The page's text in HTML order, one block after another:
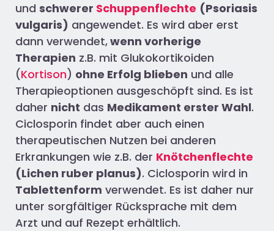
und schwerer Schuppenflechte (Psoriasis
vulgaris) angewendet. Es wird aber erst
dann verwendet,wenn vorherige
Therapien z.B. mit Glukokortikoiden
(Kortison) ohne Erfolg blieben und alle
Therapieoptionen ausgeschöpft sind. Es ist
daher nicht das Medikament erster Wahl.
Ciclosporin findet aber auch einen
therapeutischen Nutzen bei anderen
Erkrankungen wie z.B. der Knötchenflechte
(Lichen ruber planus). Ciclosporin wird in
Tablettenform verwendet. Es ist daher nur
unter sorgfältiger Rücksprache mit dem
Arzt und auf Rezept erhältlich.